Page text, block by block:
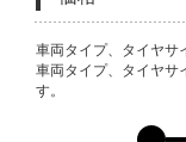
VARIATIONS
車両タイプ、タイヤサ
車両タイプ、タイヤサ
す。